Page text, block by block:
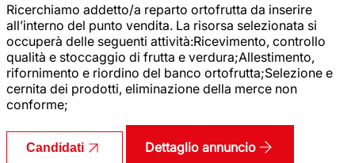
Ricerchiamo addetto/a reparto ortofrutta da inserire
all’interno del punto vendita. La risorsa selezionata si
occuperà delle seguenti attività:Ricevimento, controllo
qualità e stoccaggio di frutta e verdura;Allestimento,
rifornimento e riordino del banco ortofrutta;Selezione e
cernita dei prodotti, eliminazione della merce non
conforme;
Candidati Dettaglio annuncio